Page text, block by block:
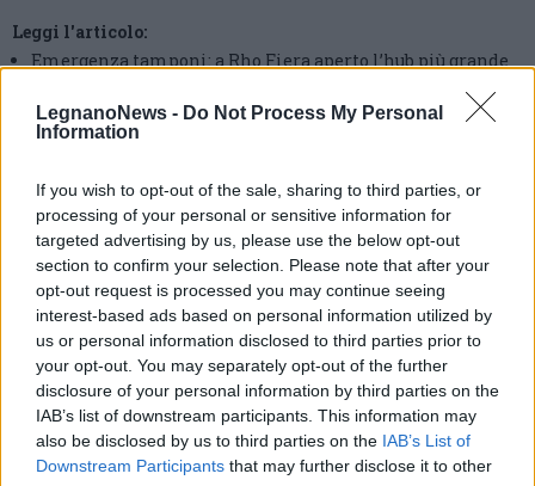
LegnanoNews - Do Not Process My Personal
Information
If you wish to opt-out of the sale, sharing to third parties, or
processing of your personal or sensitive information for
targeted advertising by us, please use the below opt-out
section to confirm your selection. Please note that after your
opt-out request is processed you may continue seeing
interest-based ads based on personal information utilized by
us or personal information disclosed to third parties prior to
your opt-out. You may separately opt-out of the further
disclosure of your personal information by third parties on the
IAB’s list of downstream participants. This information may
also be disclosed by us to third parties on the IAB’s List of
Downstream Participants that may further disclose it to other
Leggi l'articolo:
Emergenza tamponi: a Rho Fiera aperto l’hub più grande